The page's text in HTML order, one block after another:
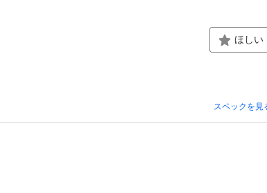
ほしい
スペックを見